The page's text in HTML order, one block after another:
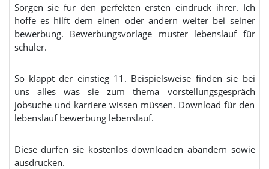
Sorgen sie für den perfekten ersten eindruck ihrer. Ich
hoffe es hilft dem einen oder andern weiter bei seiner
bewerbung. Bewerbungsvorlage muster lebenslauf für
schüler.
So klappt der einstieg 11. Beispielsweise finden sie bei
uns alles was sie zum thema vorstellungsgespräch
jobsuche und karriere wissen müssen. Download für den
lebenslauf bewerbung lebenslauf.
Diese dürfen sie kostenlos downloaden abändern sowie
ausdrucken.